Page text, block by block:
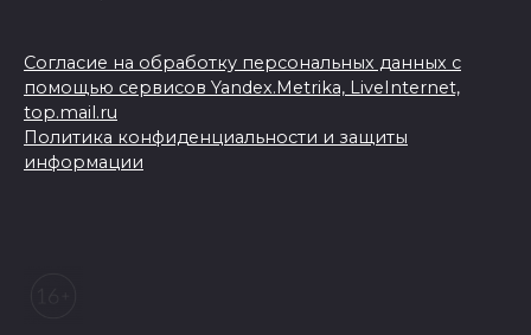
Согласие на обработку персональных данных с
помощью сервисов Yandex.Metrika, LiveInternet,
top.mail.ru
Политика конфиденциальности и защиты
информации